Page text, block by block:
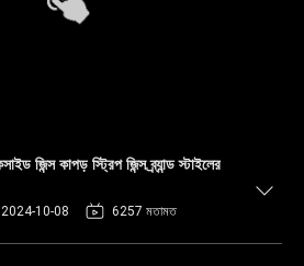
জিন্স কাপড় স্ট্রিপ জিন্স ব্র্যান্ড স্টাইলের
2024-10-08 6257 মতামত